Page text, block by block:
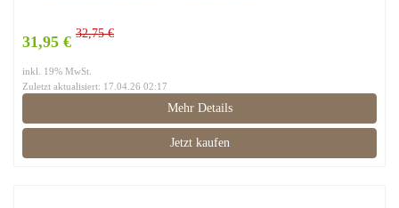
31,95 € 32,75 €
inkl. 19% MwSt.
Zuletzt aktualisiert: 17.04.26 02:17
Mehr Details
Jetzt kaufen